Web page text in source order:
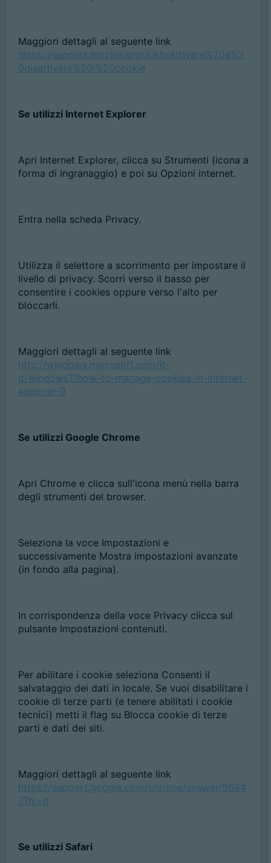
Maggiori dettagli al seguente link
https://support.mozilla.org/it/kb/Attivare%20e%2
0disattivare%20i%20cookie
Se utilizzi Internet Explorer
Apri Internet Explorer, clicca su Strumenti (icona a
forma di ingranaggio) e poi su Opzioni internet.
Entra nella scheda Privacy.
Utilizza il selettore a scorrimento per impostare il
livello di privacy. Scorri verso il basso per
consentire i cookies oppure verso l'alto per
bloccarli.
Maggiori dettagli al seguente link
http://windows.microsoft.com/it-
it/windows7/how-to-manage-cookies-in-internet-
explorer-9
Se utilizzi Google Chrome
Apri Chrome e clicca sull'icona menù nella barra
degli strumenti del browser.
Seleziona la voce Impostazioni e
successivamente Mostra impostazioni avanzate
(in fondo alla pagina).
In corrispondenza della voce Privacy clicca sul
pulsante Impostazioni contenuti.
Per abilitare i cookie seleziona Consenti il
salvataggio dei dati in locale. Se vuoi disabilitare i
cookie di terze parti (e tenere abilitati i cookie
tecnici) metti il flag su Blocca cookie di terze
parti e dati dei siti.
Maggiori dettagli al seguente link
https://support.google.com/chrome/answer/9564
7?hl=it
Se utilizzi Safari